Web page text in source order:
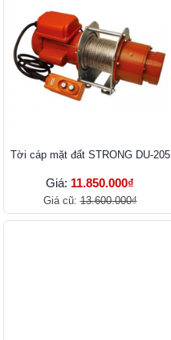
Tời cáp mặt đất STRONG DU-205
Giá: 11.850.000₫
Giá cũ:13.600.000₫